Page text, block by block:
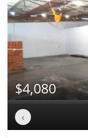
$4,080
‹